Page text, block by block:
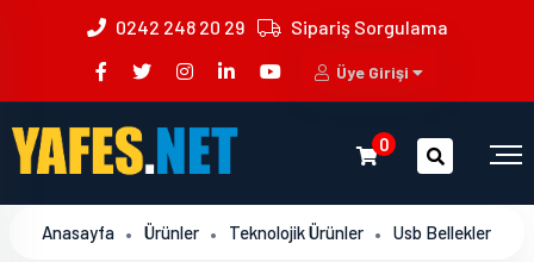
0242 248 20 29 Sipariş Sorgulama
Üye Girişi
0
Anasayfa Ürünler Teknolojik Ürünler Usb Bellekler